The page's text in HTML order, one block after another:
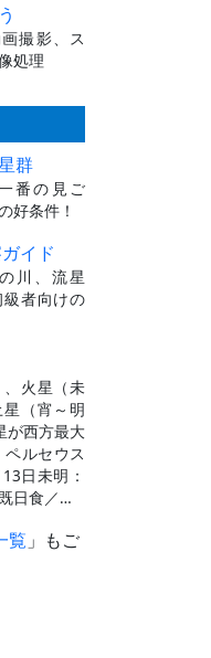
撮影、ス
処理
群
番の見ご
好条件！
イド
川、流星
者向けの
火星（未
（宵～明
が西方最大
ルセウス
日未明：
日食／…
覧 」もご